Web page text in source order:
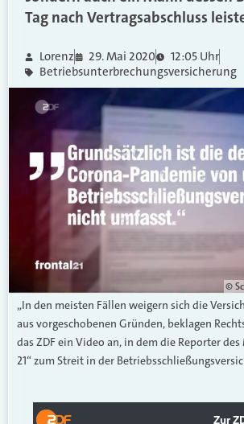
Tag nach Vertragsabschluss
Lorenz 29. Mai 2020
12:05 Uhr
Betriebsunterbrechungsversicherung
©
„In den meisten Fällen weigern sich die
aus vorgeschobenen Gründen, beklagen
das ZDF ein Video an, in dem die Reporter
21“ zum Streit in der